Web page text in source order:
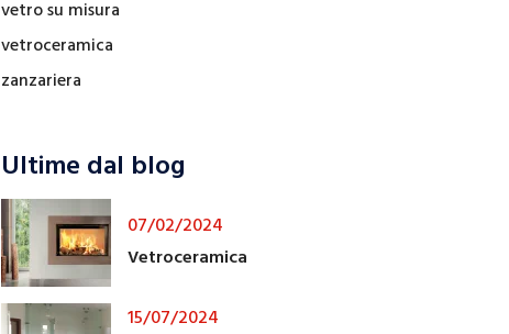
vetro su misura
vetroceramica
zanzariera
Ultime dal blog
07/02/2024
Vetroceramica
15/07/2024